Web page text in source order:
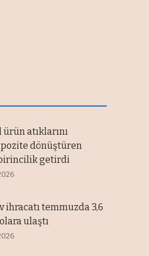
ürün atıklarını
dönüştüren
getirdi
ihracatı temmuzda 3,6
ulaştı